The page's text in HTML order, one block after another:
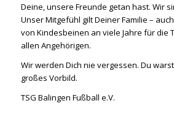
Deine, unsere Freunde getan hast. Wir
Unser Mitgefühl gilt Deiner Familie –
von Kindesbeinen an viele Jahre für die
allen Angehörigen.
Wir werden Dich nie vergessen. Du
großes Vorbild.
TSG Balingen Fußball e.V.